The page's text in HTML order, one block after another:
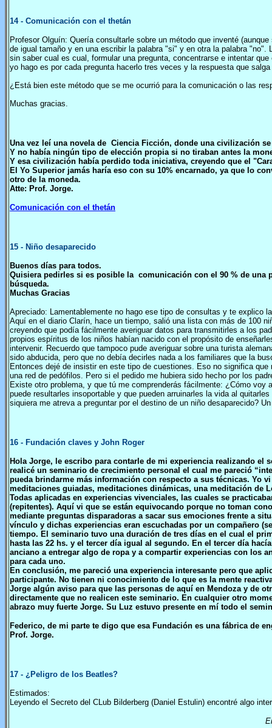
14- Comunicación con el thetán
Profesor Olguín: Quería consultarle sobre un método que inventé
de igual tamaño y en una escribir la palabra "si" y en otra la palabra
sin saber cual es cual, formular una pregunta, concentrarse e intentar
yo hago es por cada pregunta hacerlo tres veces y la respuesta que
¿Está bien este método que se me ocurrió para la comunicación o las
Muchas gracias.
Una vez leí una novela de Ciencia Ficción, donde una civilización
Y no había ningún tipo de elección propia si no tiraban antes la
Y esa civilización había perdido toda iniciativa, creyendo que el
El Yo Superior jamás haría eso con su 10% encarnado, ya que lo
otro de la moneda.
Atte: Prof. Jorge.
Comunicación con el thetán
15 - Niño desaparecido
Buenos días para todos.
Quisiera pedirles si es posible la comunicación con el 90 % de una
búsqueda.
Muchas Gracias
Apreciado: Lamentablemente no hago ese tipo de consultas y te explico
Aquí en el diario Clarín, hace un tiempo, salió una lista con más de 100
creyendo que podía fácilmente averiguar datos para transmitirles a los
propios espíritus de los niños habían nacido con el propósito de
intervenir. Recuerdo que tampoco pude averiguar sobre una turista
sido abducida, pero que no debía decirles nada a los familiares que la
Entonces dejé de insistir en este tipo de cuestiones. Eso no significa
una red de pedófilos. Pero si el pedido me hubiera sido hecho por los
Existe otro problema, y que tú me comprenderás fácilmente: ¿Cómo voy
puede resultarles insoportable y que pueden arruinarles la vida al
siquiera me atreva a preguntar por el destino de un niño desaparecido?
16 - Fundación claves y John Roger
Hola Jorge, le escribo para contarle de mi experiencia realizando
realicé un seminario de crecimiento personal el cual me pareció
pueda brindarme más información con respecto a sus técnicas. Yo
meditaciones guiadas, meditaciones dinámicas, una meditación de
Todas aplicadas en experiencias vivenciales, las cuales se
(repitentes). Aquí vi que se están equivocando porque no toman
mediante preguntas disparadoras a sacar sus emociones frente a
vínculo y dichas experiencias eran escuchadas por un compañero
tiempo. El seminario tuvo una duración de tres días en el cual el
hasta las 22 hs. y el tercer día igual al segundo. En el tercer día
anciano a entregar algo de ropa y a compartir experiencias con los
para cada uno.
En conclusión, me pareció una experiencia interesante pero que
participante. No tienen ni conocimiento de lo que es la mente
Jorge algún aviso para que las personas de aquí en Mendoza y de
directamente que no realicen este seminario. En cualquier otro
abrazo muy fuerte Jorge. Su Luz estuvo presente en mí todo el
Federico, de mi parte te digo que esa Fundación es una fábrica de
Prof. Jorge.
17 - ¿Peligro de los Beatles?
Estimados:
Leyendo el Secreto del CLub Bilderberg (Daniel Estulin) encontré algo